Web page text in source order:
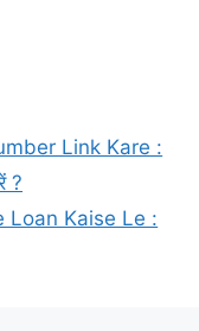
Link Kare :
?
Loan Kaise Le :